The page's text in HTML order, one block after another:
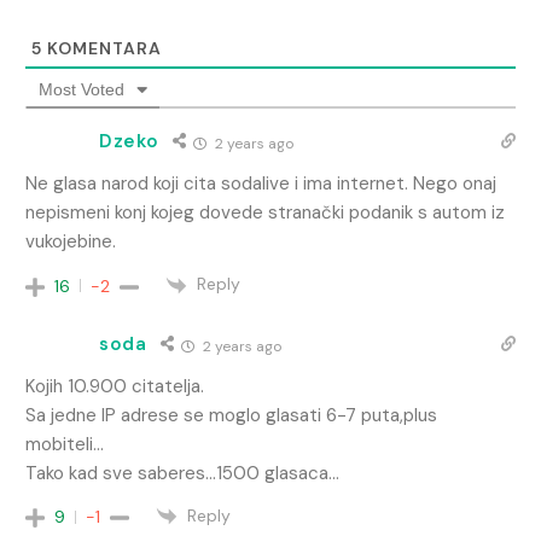
5 KOMENTARA
Most Voted
Dzeko 2 years ago
Ne glasa narod koji cita sodalive i ima internet. Nego onaj
nepismeni konj kojeg dovede stranački podanik s autom iz
vukojebine.
16 -2 Reply
soda 2 years ago
Kojih 10.900 citatelja.
Sa jedne IP adrese se moglo glasati 6-7 puta,plus
mobiteli…
Tako kad sve saberes…1500 glasaca…
9 -1 Reply